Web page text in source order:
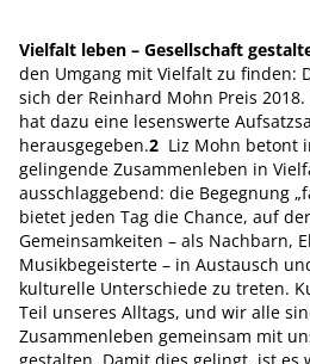
Vielfalt leben – Gesellschaft
den Umgang mit Vielfalt zu finden:
sich der Reinhard Mohn Preis
hat dazu eine lesenswerte
herausgegeben.2 Liz Mohn betont
gelingende Zusammenleben in
ausschlaggebend: die Begegnung
bietet jeden Tag die Chance, auf
Gemeinsamkeiten – als Nachbarn,
Musikbegeisterte – in Austausch
kulturelle Unterschiede zu treten.
Teil unseres Alltags, und wir alle
Zusammenleben gemeinsam mit